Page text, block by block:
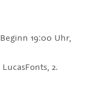
19:00 Uhr,
2.